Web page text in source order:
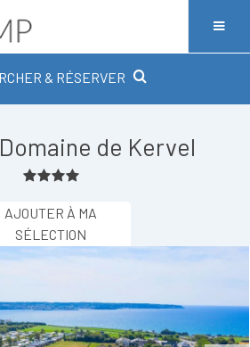
& RÉSERVER
de Kervel
AJOUTER À MA
SÉLECTION